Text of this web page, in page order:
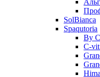
SolBianca
Spaqutoria
By
C-